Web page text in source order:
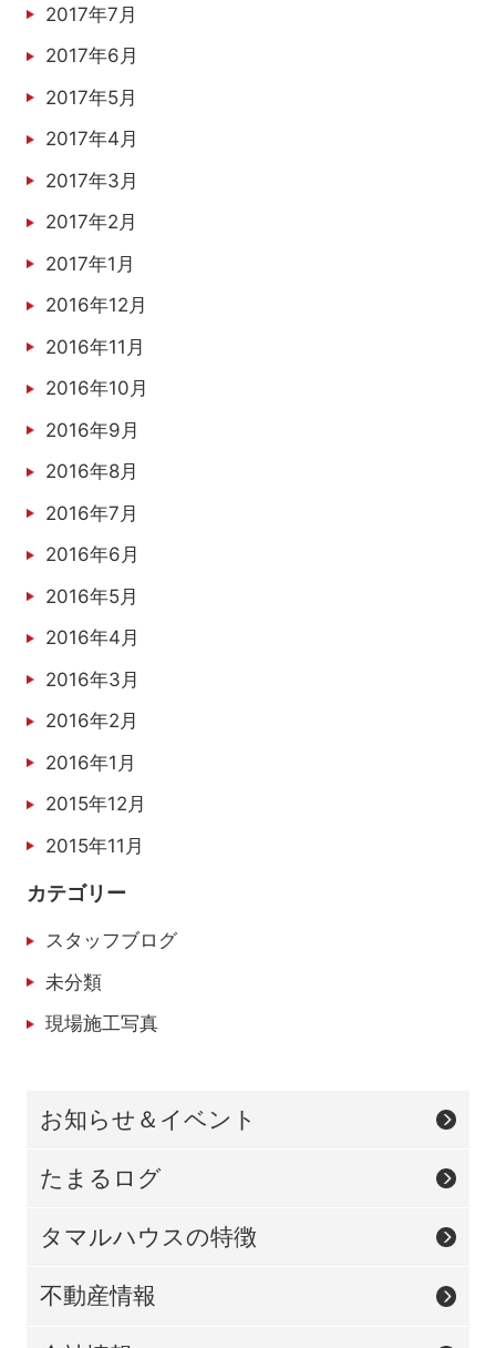
2017年7月
2017年6月
2017年5月
2017年4月
2017年3月
2017年2月
2017年1月
2016年12月
2016年11月
2016年10月
2016年9月
2016年8月
2016年7月
2016年6月
2016年5月
2016年4月
2016年3月
2016年2月
2016年1月
2015年12月
2015年11月
カテゴリー
スタッフブログ
未分類
現場施工写真
お知らせ＆イベント
たまるログ
タマルハウスの特徴
不動産情報